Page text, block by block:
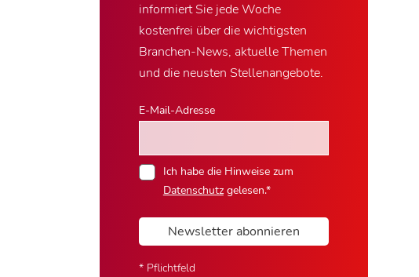
informiert Sie jede Woche
kostenfrei über die wichtigsten
Branchen-News, aktuelle Themen
und die neusten Stellenangebote.
E-Mail-Adresse
Ich habe die Hinweise zum
Datenschutzgelesen.*
Newsletter abonnieren
* Pflichtfeld